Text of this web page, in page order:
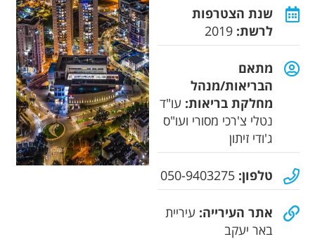
שנת הצטרפות
לרשת: 2019
מתאם
הבריאות/מנהל
מחלקת בריאות: עו"ד
נטלי צ'רכי מסורי ועו"ס
ג'ודי זיתון
טלפון: 050-9403275
אתר העירייה: עיריית
באר יעקב